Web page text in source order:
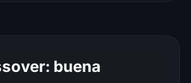
buena